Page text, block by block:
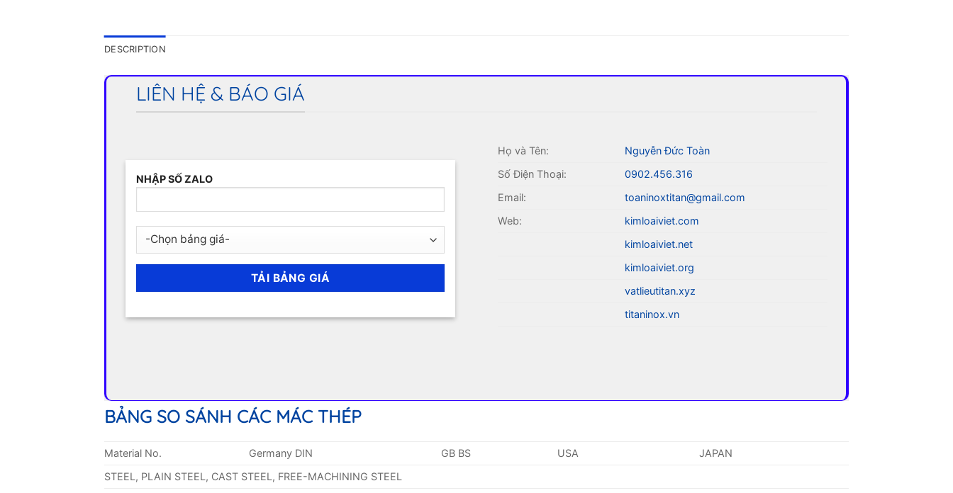
DESCRIPTION
LIÊN HỆ & BÁO GIÁ
NHẬP SỐ ZALO
Họ và Tên:
Nguyễn Đức Toàn
Số Điện Thoại:
0902.456.316
Email:
toaninoxtitan@gmail.com
Web:
kimloaiviet.com
kimloaiviet.net
kimloaiviet.org
vatlieutitan.xyz
titaninox.vn
BẢNG SO SÁNH CÁC MÁC THÉP
Material No. Germany DIN GB BS USA
JAPAN
STEEL, PLAIN STEEL, CAST STEEL, FREE-MACHINING STEEL